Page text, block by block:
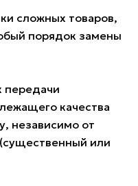
сложных товаров,
порядок замены
передачи
качества
независимо от
или